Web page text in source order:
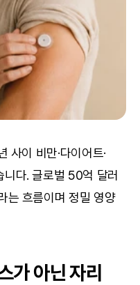
이 비만·다이어트·
다. 글로벌 50억 달러
는 흐름이며 정밀 영양
가 아닌 자리